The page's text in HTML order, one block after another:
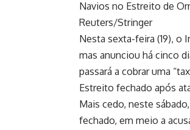
Navios no Estreito de
Reuters/Stringer
Nesta sexta-feira (19), o
mas anunciou há cinco
passará a cobrar uma
Estreito fechado após
Mais cedo, neste
fechado, em meio a